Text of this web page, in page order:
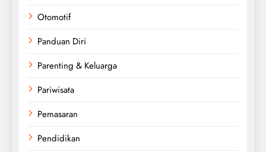
Otomotif
Panduan Diri
Parenting & Keluarga
Pariwisata
Pemasaran
Pendidikan